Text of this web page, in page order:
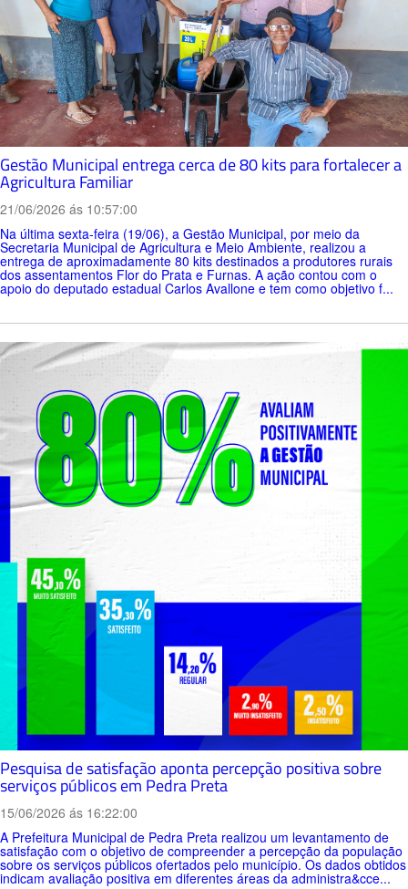
Gestão Municipal entrega cerca de 80 kits para fortalecer a
Agricultura Familiar
21/06/2026 ás 10:57:00
Na última sexta-feira (19/06), a Gestão Municipal, por meio da
Secretaria Municipal de Agricultura e Meio Ambiente, realizou a
entrega de aproximadamente 80 kits destinados a produtores rurais
dos assentamentos Flor do Prata e Furnas. A ação contou com o
apoio do deputado estadual Carlos Avallone e tem como objetivo f...
Pesquisa de satisfação aponta percepção positiva sobre
serviços públicos em Pedra Preta
15/06/2026 ás 16:22:00
A Prefeitura Municipal de Pedra Preta realizou um levantamento de
satisfação com o objetivo de compreender a percepção da população
sobre os serviços públicos ofertados pelo município. Os dados obtidos
indicam avaliação positiva em diferentes áreas da administra&cce...